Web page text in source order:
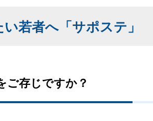
若者へ「サポステ」
ご存じですか？